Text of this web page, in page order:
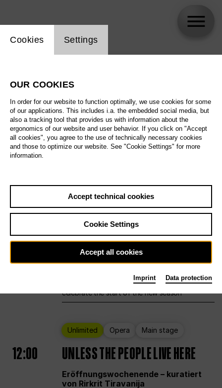
All artistic fields
All locations
All features
Sat29.8.
Ballet Main stage Staatsballett Berlin
12:00 Eröffnungswochenende
Deutsche Oper Berlin opens its doors to
celebrate the start of the new season
Unlimited Opera Main stage
12:00 UNLESS THE PEOPLE LIVE HERE
Eröffnungswochenende – kuratiert
von Rirkrit Tiravanija
Website cookie setting
Cookies Settings
OUR COOKIES
In order for our website to function optimally, we use cookies for some
of our applications. This includes i.a. the embedded social media, but
also a tracking tool that provides us with information about the
ergonomics of our website and user behavior. If you click on "Accept
all cookies", you agree to the use of technically necessary cookies
and those to optimize our website. See "Cookie Settings" for more
information.
Accept technical cookies
Cookie Settings
Accept all cookies
Imprint Data protection